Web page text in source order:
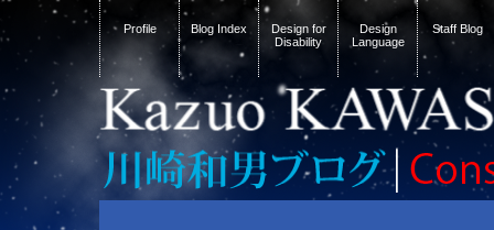
Profile Blog Index
Design for
Disability
Design
Language
Staff Blog